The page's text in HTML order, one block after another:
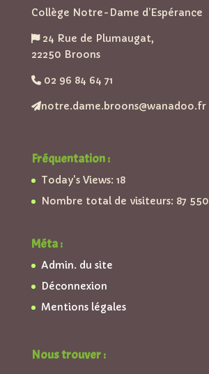
Collège Notre-Dame d’Espérance
24 Rue de Plumaugat,
22250 Broons
02 96 84 64 71
notre.dame.broons@wanadoo.fr
Fréquentation :
Today's Views: 18
Nombre total de visiteurs: 87 550
Méta :
Admin. du site
Déconnexion
Mentions légales
Nous trouver :